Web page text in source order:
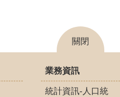
關閉
業務資訊
統計資訊-人口統